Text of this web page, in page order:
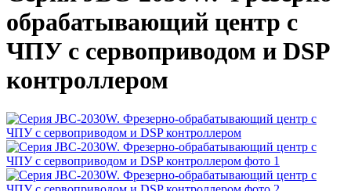
обрабатывающий центр с
ЧПУ с сервоприводом и DSP
контроллером